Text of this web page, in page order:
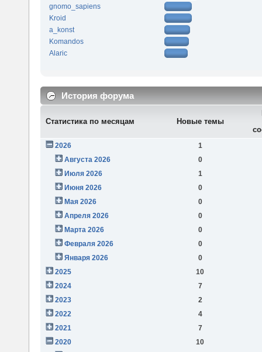
gnomo_sapiens
Kroid
a_konst
Komandos
Alaric
История форума
Статистика по месяцам Новые темы
2026
1
Августа 2026
0
Июля 2026
1
Июня 2026
0
Мая 2026
0
Апреля 2026
0
Марта 2026
0
Февраля 2026
0
Января 2026
0
2025
10
2024
7
2023
2
2022
4
2021
7
2020
10